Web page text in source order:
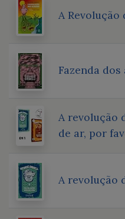
A Revolução
Fazenda
A revolução
de ar, por
A revolução